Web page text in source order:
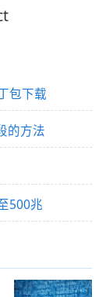
包下载
的方法
500兆